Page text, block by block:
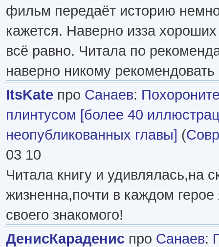
фильм передаёт историю
кажется. Наверно изза хороших
всё равно. Читала по
наверно никому рекомендовать
ItsKate про Санаев:
плинтусом [более 40
неопубликованных главы] (
03 10
Читала книгу и удивлялась,на
жизненна,почти в каждом герое
своего знакомого!
ДенисКараденис про Санаев: